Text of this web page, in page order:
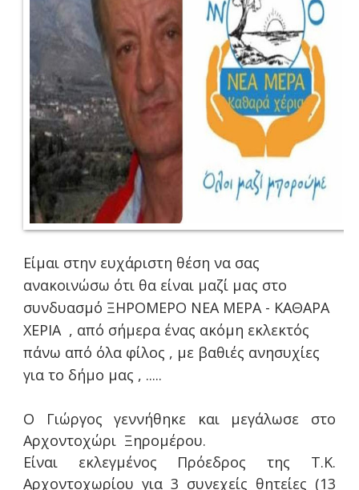
Είμαι στην ευχάριστη θέση να σας
ανακοινώσω ότι θα είναι μαζί μας στο
συνδυασμό ΞΗΡΟΜΕΡΟ ΝΕΑ ΜΕΡΑ - ΚΑΘΑΡΑ
ΧΕΡΙΑ , από σήμερα ένας ακόμη εκλεκτός
πάνω από όλα φίλος , με βαθιές ανησυχίες
για το δήμο μας , .....
Ο Γιώργος γεννήθηκε και μεγάλωσε στο
Αρχοντοχώρι Ξηρομέρου.
Είναι εκλεγμένος Πρόεδρος της Τ.Κ.
Αρχοντοχωρίου για 3 συνεχείς θητείες (13